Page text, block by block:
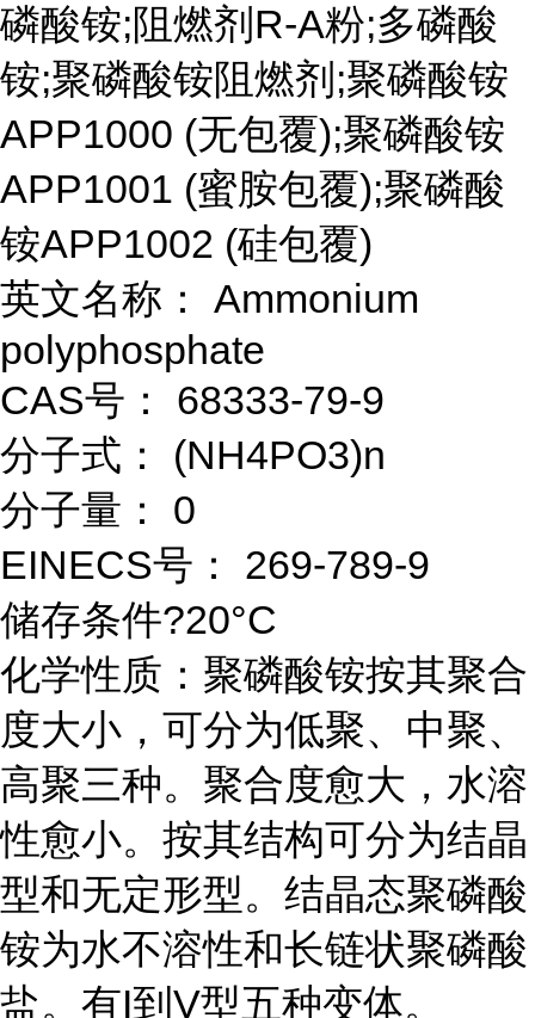
磷酸铵;阻燃剂R-A粉;多磷酸
铵;聚磷酸铵阻燃剂;聚磷酸铵
APP1000 (无包覆);聚磷酸铵
APP1001 (蜜胺包覆);聚磷酸
铵APP1002 (硅包覆)
英文名称： Ammonium
polyphosphate
CAS号： 68333-79-9
分子式： (NH4PO3)n
分子量： 0
EINECS号： 269-789-9
储存条件?20°C
化学性质：聚磷酸铵按其聚合
度大小，可分为低聚、中聚、
高聚三种。聚合度愈大，水溶
性愈小。按其结构可分为结晶
型和无定形型。结晶态聚磷酸
铵为水不溶性和长链状聚磷酸
盐。有I到V型五种变体。